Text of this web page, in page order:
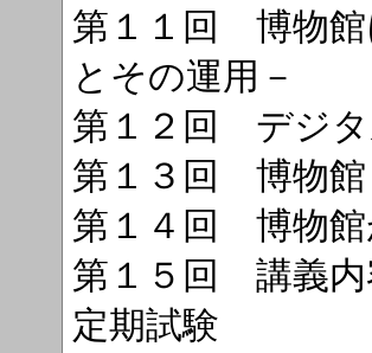
第１１回 博物
とその運用－
第１２回 デジタ
第１３回 博物館
第１４回 博物館
第１５回 講義内
定期試験